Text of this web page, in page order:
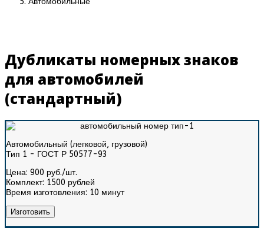
Дубликаты номерных знаков
для автомобилей
(стандартный)
Автомобильный (легковой, грузовой)
Тип 1 - ГОСТ Р 50577-93
Цена: 900 руб./шт.
Комплект: 1500 рублей
Время изготовления: 10 минут
Изготовить